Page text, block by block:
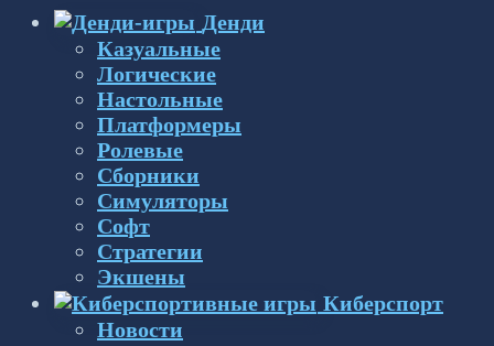
Денди
Казуальные
Логические
Настольные
Платформеры
Ролевые
Сборники
Симуляторы
Софт
Стратегии
Экшены
Киберспорт
Новости